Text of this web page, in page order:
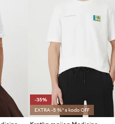
-35%
EXTRA -5 %* s kodo OFF